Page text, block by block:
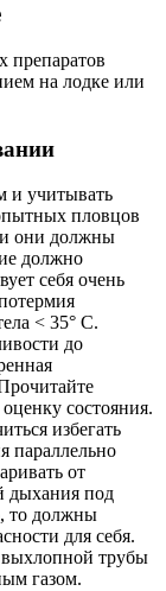
препаратов
на лодке или
и учитывать
пловцов
они должны
должно
себя очень
< 35° C.
до
состояния.
избегать
параллельно
от
дыхания под
то должны
для себя.
трубы
газом.